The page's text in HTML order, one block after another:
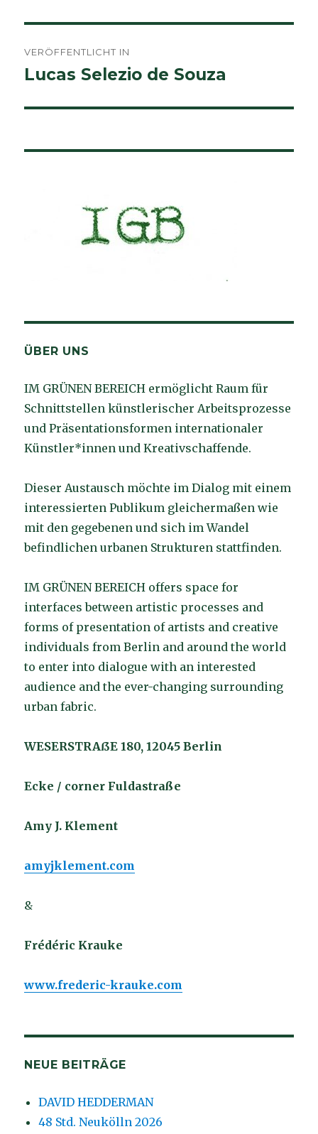
VERÖFFENTLICHT IN
Lucas Selezio de Souza
ÜBER UNS
IM GRÜNEN BEREICH ermöglicht Raum für
Schnittstellen künstlerischer Arbeitsprozesse
und Präsentationsformen internationaler
Künstler*innen und Kreativschaffende.
Dieser Austausch möchte im Dialog mit einem
interessierten Publikum gleichermaßen wie
mit den gegebenen und sich im Wandel
befindlichen urbanen Strukturen stattfinden.
IM GRÜNEN BEREICH offers space for
interfaces between artistic processes and
forms of presentation of artists and creative
individuals from Berlin and around the world
to enter into dialogue with an interested
audience and the ever-changing surrounding
urban fabric.
WESERSTRAßE 180, 12045 Berlin
Ecke / corner Fuldastraße
Amy J. Klement
amyjklement.com
&
Frédéric Krauke
www.frederic-krauke.com
NEUE BEITRÄGE
DAVID HEDDERMAN
48 Std. Neukölln 2026